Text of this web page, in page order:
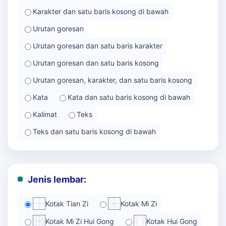
Karakter dan satu baris kosong di bawah
Urutan goresan
Urutan goresan dan satu baris karakter
Urutan goresan dan satu baris kosong
Urutan goresan, karakter, dan satu baris kosong
Kata
Kata dan satu baris kosong di bawah
Kalimat
Teks
Teks dan satu baris kosong di bawah
Jenis lembar:
Kotak Tian Zi Kotak Mi Zi
Kotak Mi Zi Hui Gong Kotak Hui Gong